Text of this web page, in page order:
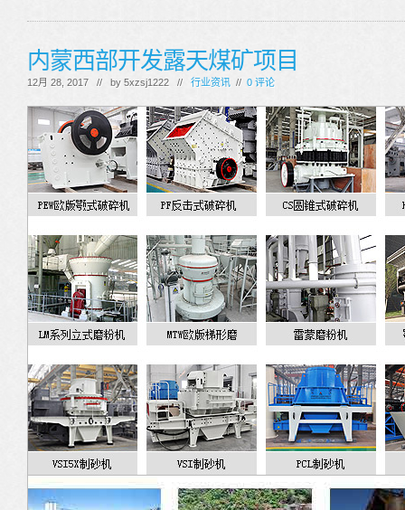
内蒙西部开发露天煤矿项目
12月 28, 2017 // by 5xzsj1222 // 行业资讯 // 0 评论